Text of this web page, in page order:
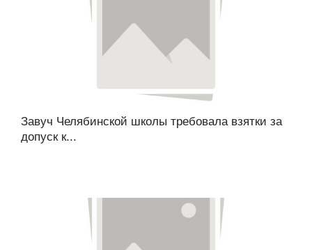
Завуч Челябинской школы требовала взятки за
допуск к...